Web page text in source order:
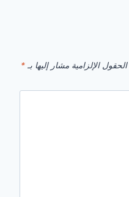
الحقول الإلزامية مشار إليها بـ *